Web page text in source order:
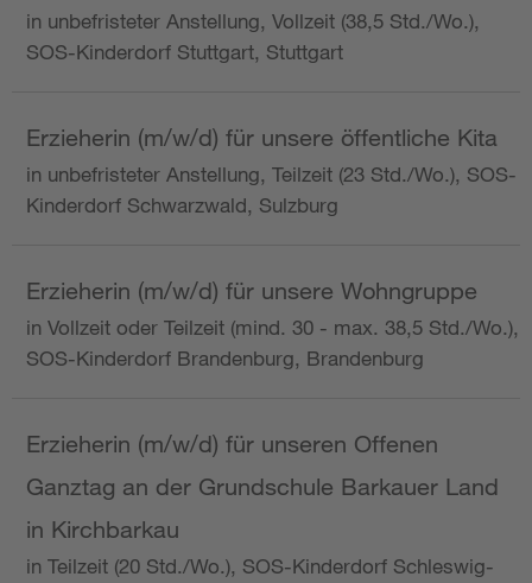
in unbefristeter Anstellung, Vollzeit (38,5 Std./Wo.),
SOS-Kinderdorf Stuttgart, Stuttgart
Erzieherin (m/w/d) für unsere öffentliche Kita
in unbefristeter Anstellung, Teilzeit (23 Std./Wo.), SOS-
Kinderdorf Schwarzwald, Sulzburg
Erzieherin (m/w/d) für unsere Wohngruppe
in Vollzeit oder Teilzeit (mind. 30 - max. 38,5 Std./Wo.),
SOS-Kinderdorf Brandenburg, Brandenburg
Erzieherin (m/w/d) für unseren Offenen
Ganztag an der Grundschule Barkauer Land
in Kirchbarkau
in Teilzeit (20 Std./Wo.), SOS-Kinderdorf Schleswig-